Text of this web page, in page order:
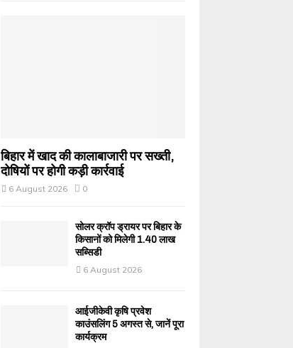
बिहार में खाद की कालाबाजारी पर सख्ती,
दोषियों पर होगी कड़ी कार्रवाई
6 August 2026 0
सोलर क्रॉप ड्रायर पर बिहार के
किसानों को मिलेगी 1.40 लाख
सब्सिडी
6 August 2026
आईजीकेवी कृषि प्रवेश
काउंसलिंग 5 अगस्त से, जानें पूरा
कार्यक्रम